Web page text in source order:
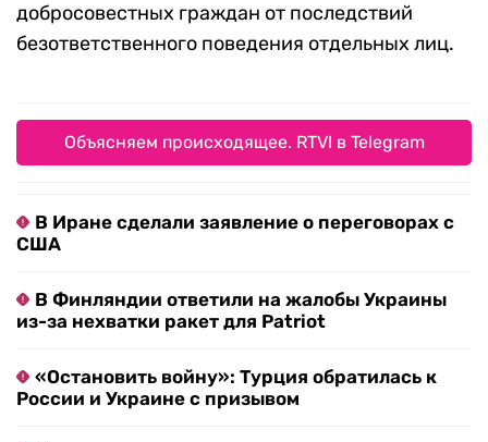
добросовестных граждан от последствий
безответственного поведения отдельных лиц.
Объясняем происходящее. RTVI в Telegram
В Иране сделали заявление о переговорах с
США
В Финляндии ответили на жалобы Украины
из-за нехватки ракет для Patriot
«Остановить войну»: Турция обратилась к
России и Украине с призывом